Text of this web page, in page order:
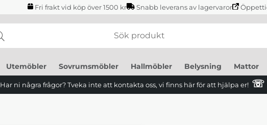
Fri frakt vid köp över 1500 kr Snabb leverans av lagervaror
Utemöbler Sovrumsmöbler Hallmöbler Belysning Mattor
Har ni några frågor? Tveka inte att kontakta oss, vi finns här för att hjälpa er! ☏